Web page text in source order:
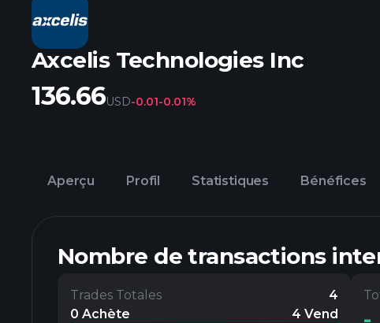
Axcelis Technologies Inc
136.66USD-0.01-0.01%
Aperçu Profil Statistiques Bénéfices
Nombre de transactions
Trades Totales
4
0 Achète
4 Vend